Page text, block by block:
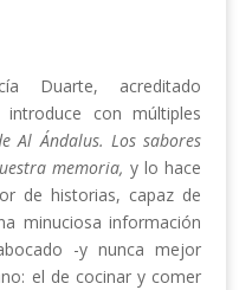
Duarte, acreditado
con múltiples
Al Ándalus. Los sabores
memoria, y lo hace
de historias, capaz de
minuciosa información
-y nunca mejor
el de cocinar y comer